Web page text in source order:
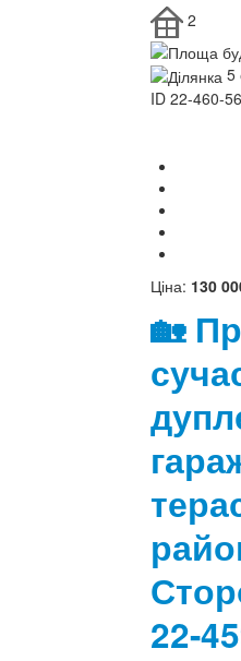
2
5
ID 22-460-
Ціна: 130
🏡
22-